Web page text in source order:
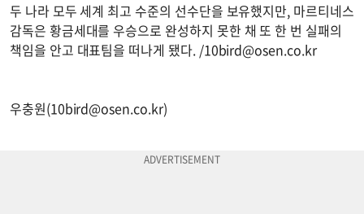
두 나라 모두 세계 최고 수준의 선수단을 보유했지만, 마르티네스
감독은 황금세대를 우승으로 완성하지 못한 채 또 한 번 실패의
책임을 안고 대표팀을 떠나게 됐다. /10bird@osen.co.kr
우충원(10bird@osen.co.kr)